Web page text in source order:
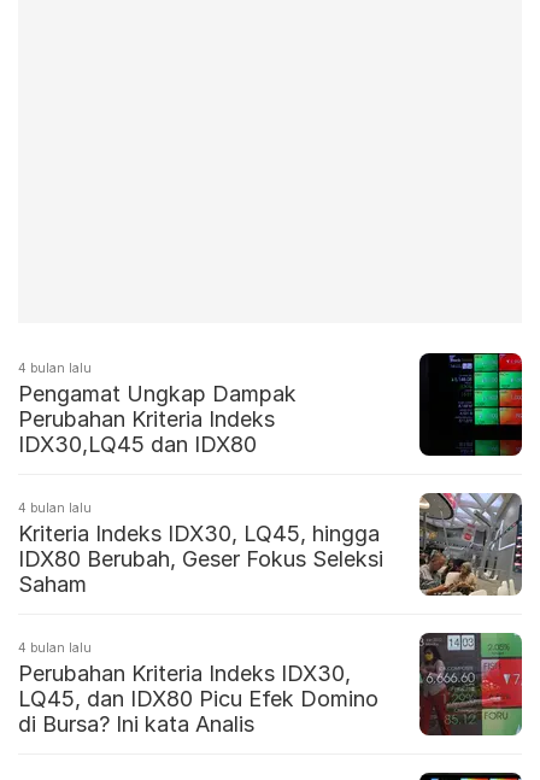
4 bulan lalu
Pengamat Ungkap Dampak
Perubahan Kriteria Indeks
IDX30,LQ45 dan IDX80
4 bulan lalu
Kriteria Indeks IDX30, LQ45, hingga
IDX80 Berubah, Geser Fokus Seleksi
Saham
4 bulan lalu
Perubahan Kriteria Indeks IDX30,
LQ45, dan IDX80 Picu Efek Domino
di Bursa? Ini kata Analis